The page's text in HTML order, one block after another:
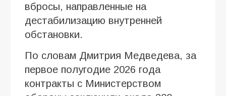
вбросы, направленные на
дестабилизацию внутренней
обстановки.
По словам Дмитрия Медведева, за
первое полугодие 2026 года
контракты с Министерством